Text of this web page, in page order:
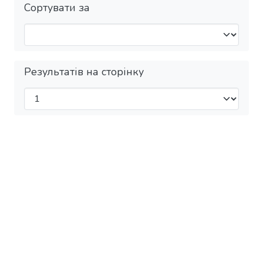
Сортувати за
Результатів на сторінку